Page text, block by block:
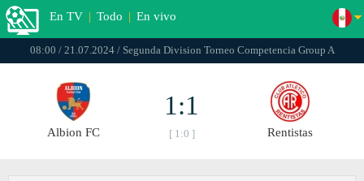
En TV | Todo | En vivo
08:00 / 21.07.2024 / Segunda Division Torneo Competencia Group A
Albion FC
1:1
[ 1:0 ] Rentistas